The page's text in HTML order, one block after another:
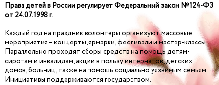
Права детей в России регулирует Федеральный закон №124-ФЗ
от 24.07.1998 г.
Каждый год на праздник волонтеры организуют массовые
мероприятия – концерты, ярмарки, фестивали и мастер-классы.
Параллельно проходят сборы средств на помощь детям-
сиротам и инвалидам, акции в пользу интернатов, детских
домов, больниц, также на помощь социально уязвимым семьям.
Инициативы поддерживаются государством.